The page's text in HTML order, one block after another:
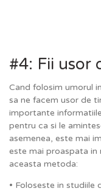
#4: Fii usor
Cand folosim umorul
sa ne facem usor de
importante
pentru ca si le
asemenea, este mai
este mai proaspata in
aceasta metoda:
• Foloseste in studiile